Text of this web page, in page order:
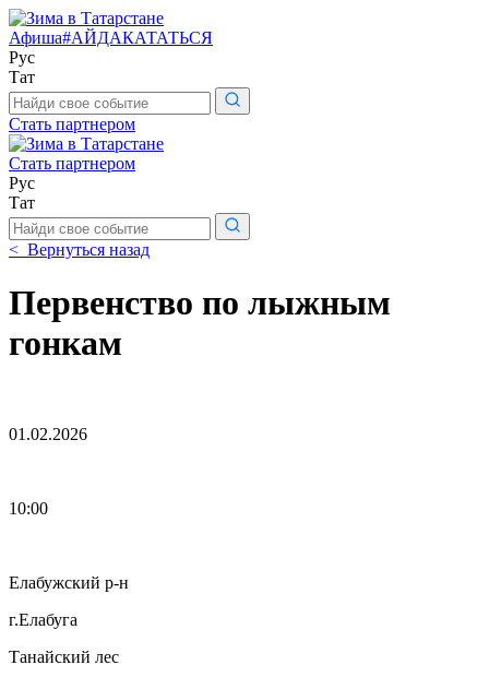
Афиша#АЙДАКАТАТЬСЯ
Рус
Тат
Поиск
по
сайту
Стать партнером
Стать партнером
Рус
Тат
Поиск
по
сайту
< Вернуться назад
Первенство по лыжным
гонкам
01.02.2026
10:00
Елабужский р-н
г.Елабуга
Танайский лес